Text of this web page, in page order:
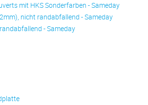
mit HKS Sonderfarben - Sameday
nicht randabfallend - Sameday
- Sameday